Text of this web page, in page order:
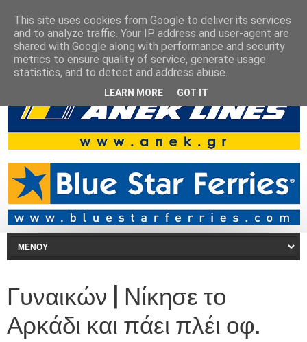
Γυναικών | Νίκησε το
Αρκάδι και πάει πλέι οφ.
This site uses cookies from Google to deliver its services
and to analyze traffic. Your IP address and user-agent are
shared with Google along with performance and security
metrics to ensure quality of service, generate usage
statistics, and to detect and address abuse.
LEARN MORE GOT IT